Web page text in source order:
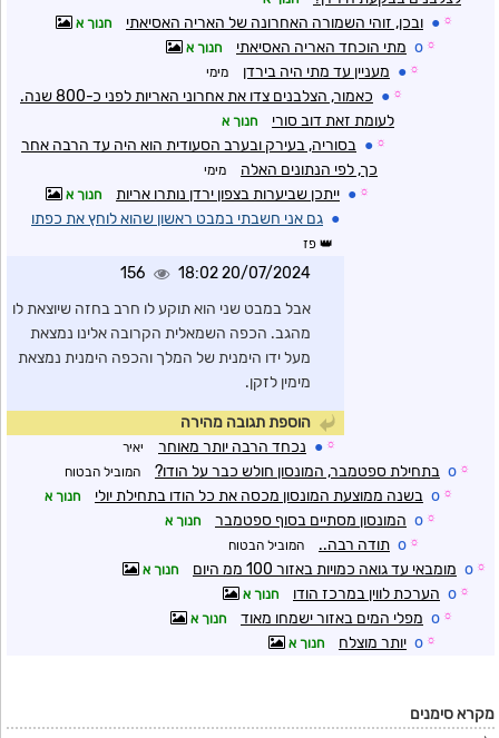
☼
● ובכן, זוהי השמורה האחרונה של האריה האסיאתי חנוך א
☼
o מתי הוכחד האריה האסיאתי חנוך א
☼
● מעניין עד מתי היה בירדן מימי
☼
●
כאמור, הצלבנים צדו את אחרוני האריות לפני כ-800 שנה.
לעומת זאת דוב סורי
חנוך א
☼
● בסוריה, בעירק ובערב הסעודית הוא היה עד הרבה אחר
כך, לפי הנתונים האלה
מימי
☼
● ייתכן שביערות בצפון ירדן נותרו אריות חנוך א
● גם אני חשבתי במבט ראשון שהוא לוחץ את כפתו
פז
20/07/2024 18:02
156
אבל במבט שני הוא תוקע לו חרב בחזה שיוצאת לו
מהגב. הכפה השמאלית הקרובה אלינו נמצאת
מעל ידו הימנית של המלך והכפה הימנית נמצאת
מימין לזקן.
הוספת תגובה מהירה
☼
● נכחד הרבה יותר מאוחר יאיר
☼
o בתחילת ספטמבר, המונסון חולש כבר על הודו? המוביל הבטוח
☼
o בשנה ממוצעת המונסון מכסה את כל הודו בתחילת יולי חנוך א
☼
o המונסון מסתיים בסוף ספטמבר חנוך א
☼
o תודה רבה.. המוביל הבטוח
☼
o מומבאי עד גואה כמויות באזור 100 ממ היום חנוך א
☼
o הערכת לווין במרכז הודו חנוך א
☼
o מפלי המים באזור ישמחו מאוד חנוך א
☼
o יותר מוצלח חנוך א
מקרא סימנים